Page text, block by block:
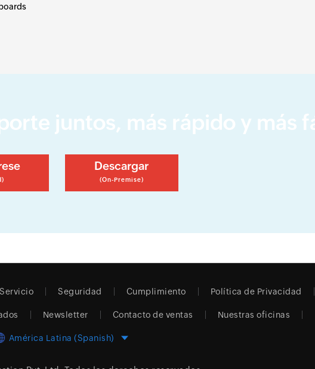
juntos, más rápido y más
Descargar
(On-Premise)
Seguridad Cumplimiento Política de Privacidad
Newsletter Contacto de ventas Nuestras oficinas
América Latina (Spanish)